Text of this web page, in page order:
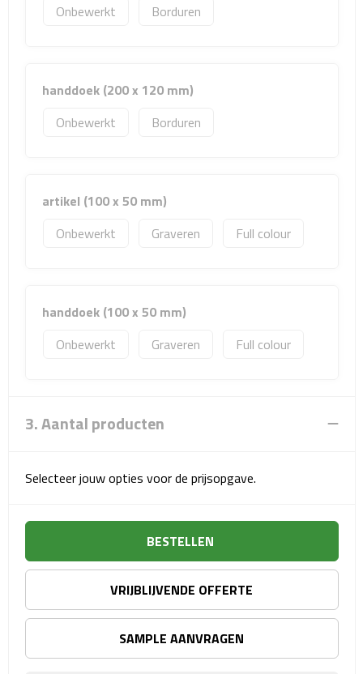
Koeltassen & koelboxen
Picknick rugtassen
Lunchtassen
Matrozentassen
Opbergtasjes
Koffersloten
Bagageweegschalen
Bagageriemen
Onbewerkt
Borduren
handdoek (200 x 120 mm)
Onbewerkt
Borduren
artikel (100 x 50 mm)
Onbewerkt
Graveren Full colour
handdoek (100 x 50 mm)
Onbewerkt
Graveren Full colour
3. Aantal producten
Selecteer jouw opties voor de prijsopgave.
BESTELLEN
VRIJBLIJVENDE OFFERTE
SAMPLE AANVRAGEN